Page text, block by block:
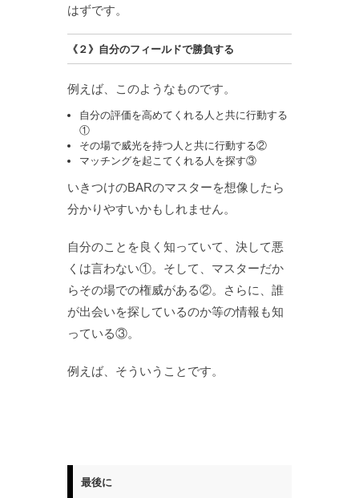
はずです。
《２》自分のフィールドで勝負する
例えば、このようなものです。
自分の評価を高めてくれる人と共に行動する
①
その場で威光を持つ人と共に行動する②
マッチングを起こてくれる人を探す③
いきつけのBARのマスターを想像したら
分かりやすいかもしれません。
自分のことを良く知っていて、決して悪
くは言わない①。そして、マスターだか
らその場での権威がある②。さらに、誰
が出会いを探しているのか等の情報も知
っている③。
例えば、そういうことです。
最後に